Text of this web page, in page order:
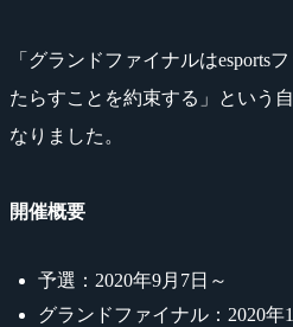
「グランドファイナルはesports
たらすことを約束する」という
なりました。
開催概要
予選：2020年9月7日～
グランドファイナル：2020年